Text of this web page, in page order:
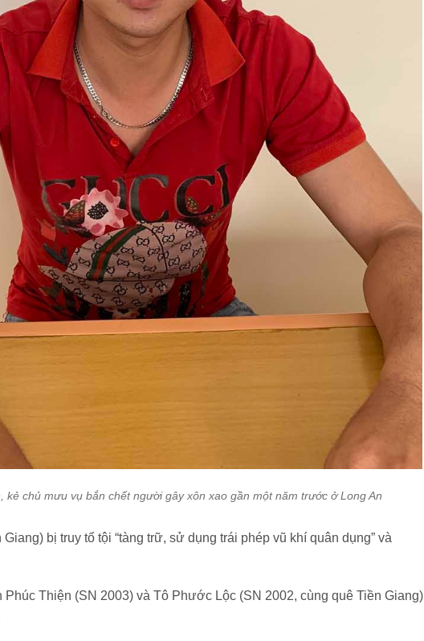
kẻ chủ mưu vụ bắn chết người gây xôn xao gần một năm trước ở Long An
bị truy tố tội “tàng trữ, sử dụng trái phép vũ khí quân dụng” và
Thiện (SN 2003) và Tô Phước Lộc (SN 2002, cùng quê Tiền Giang)